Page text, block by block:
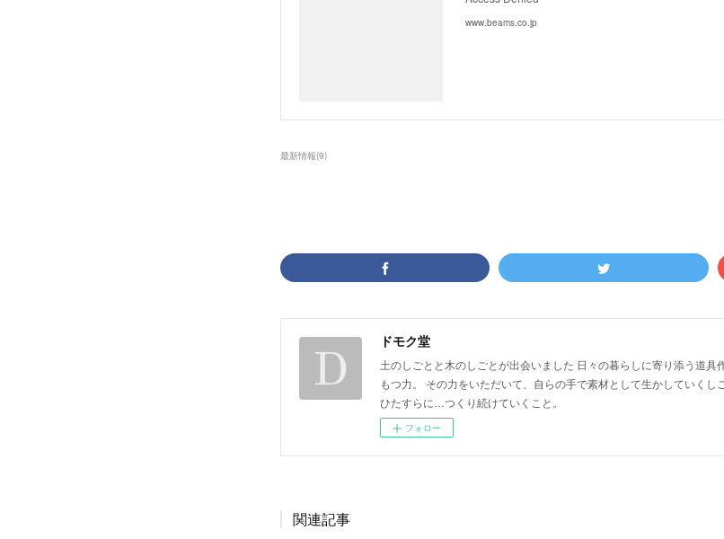
www.beams.co.jp
最新情報(9)
ドモク堂
土のしごとと木のしごとが出会いました 日々の暮らしに寄り添う道具
もつ力。 その力をいただいて、自らの手で素材として生かしていくし
ひたすらに…つくり続けていくこと。
フォロー
関連記事